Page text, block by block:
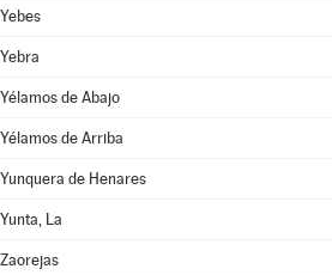
Yebes
Yebra
Yélamos de Abajo
Yélamos de Arriba
Yunquera de Henares
Yunta, La
Zaorejas